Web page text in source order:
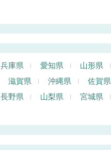
兵庫県 愛知県
山形県
滋賀県 沖縄県
佐賀県
長野県 山梨県
宮城県